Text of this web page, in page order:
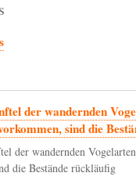
der wandernden
sind die
der wandernden
die Bestände rückläufig